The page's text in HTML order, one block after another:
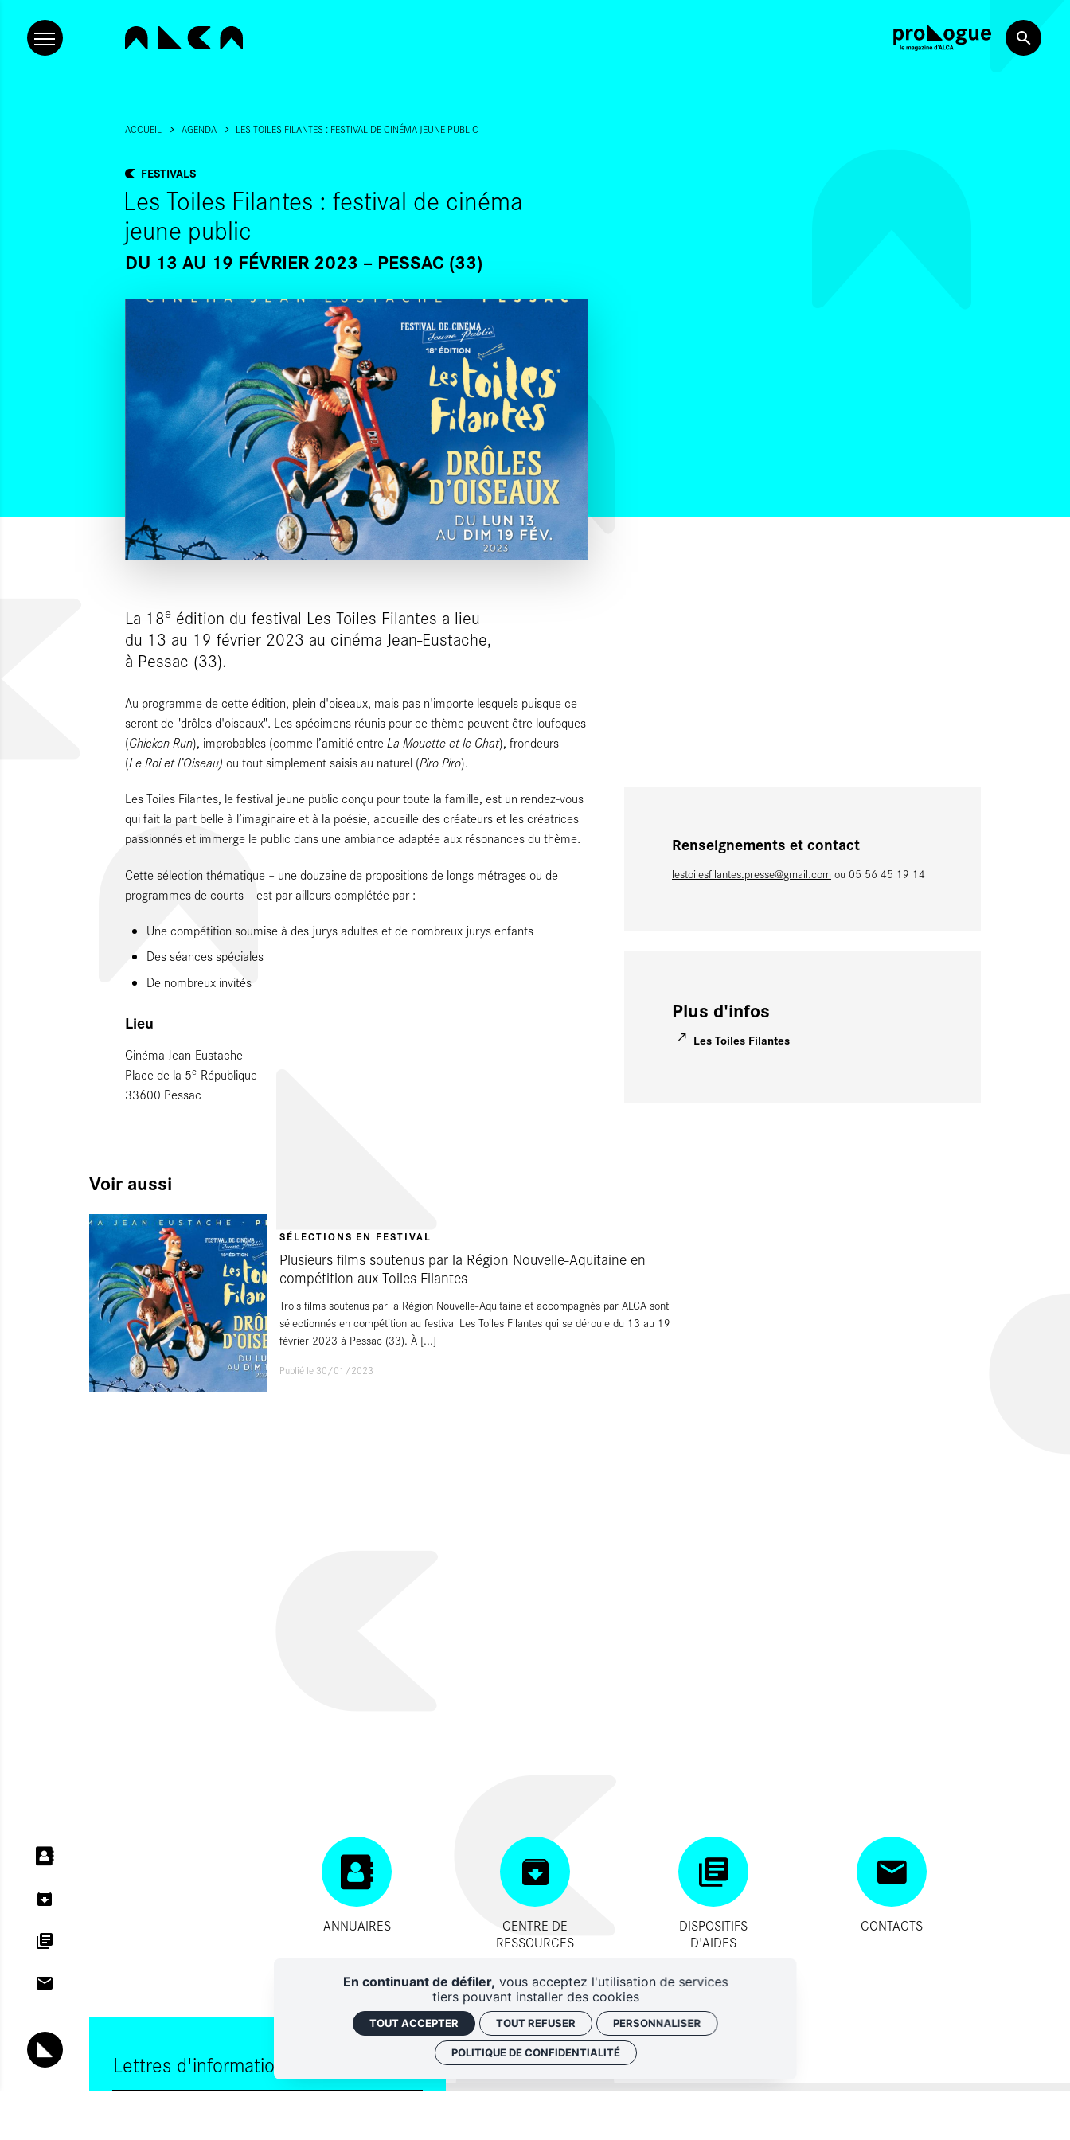
ACCUEIL AGENDA LES TOILES FILANTES : FESTIVAL DE CINÉMA JEUNE PUBLIC
FESTIVALS
Les Toiles Filantes : festival de cinéma
jeune public
DU 13 AU 19 FÉVRIER 2023 PESSAC (33)
La 18e édition du festival Les Toiles Filantes a lieu
du 13 au 19 février 2023 au cinéma Jean-Eustache,
à Pessac (33).
Au programme de cette édition, plein d'oiseaux, mais pas n'importe lesquels puisque ce
seront de "drôles d'oiseaux". Les spécimens réunis pour ce thème peuvent être loufoques
(Chicken Run), improbables (comme l’amitié entreLa Mouette et le Chat), frondeurs
(Le Roi et l’Oiseau) ou tout simplement saisis au naturel (Piro Piro).
Les Toiles Filantes, le festival jeune public conçu pour toute la famille, est un rendez-vous
qui fait la part belle à l’imaginaire et à la poésie, accueille des créateurs et les créatrices
passionnés et immerge le public dans une ambiance adaptée aux résonances du thème.
Cette sélection thématique – une douzaine de propositions de longs métrages ou de
programmes de courts – est par ailleurs complétée par :
Une compétition soumise à des jurys adultes et de nombreux jurys enfants
Des séances spéciales
De nombreux invités
Lieu
Cinéma Jean-Eustache
Place de la 5e-République
33600 Pessac
Renseignements et contact
lestoilesfilantes.presse@gmail.com ou 05 56 45 19 14
Plus d'infos
Les Toiles Filantes
Voir aussi
SÉLECTIONS EN FESTIVAL
Plusieurs films soutenus par la Région Nouvelle-Aquitaine en
compétition aux Toiles Filantes
Trois films soutenus par la Région Nouvelle-Aquitaine et accompagnés par ALCA sont
sélectionnés en compétition au festival Les Toiles Filantes qui se déroule du 13 au 19
février 2023 à Pessac (33). À [...]
Publié le 30/01/2023
ANNUAIRES
CENTRE DE
RESSOURCES
DISPOSITIFS
D'AIDES
CONTACTS
Lettres d'information
En continuant de défiler, vous acceptez l'utilisation de services
tiers pouvant installer des cookies
TOUT ACCEPTER TOUT REFUSER PERSONNALISER
POLITIQUE DE CONFIDENTIALITÉ